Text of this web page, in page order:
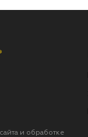
и обработке